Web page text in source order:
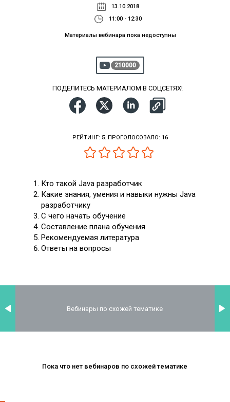
13.10.2018
11:00 - 12:30
Материалы вебинара пока недоступны
210000
ПОДЕЛИТЕСЬ МАТЕРИАЛОМ В СОЦСЕТЯХ!
РЕЙТИНГ: 5. ПРОГОЛОСОВАЛО: 16
Кто такой Java разработчик
Какие знания, умения и навыки нужны Java
разработчику
С чего начать обучение
Составление плана обучения
Рекомендуемая литература
Ответы на вопросы
Вебинары по схожей тематике
Пока что нет вебинаров по схожей тематике